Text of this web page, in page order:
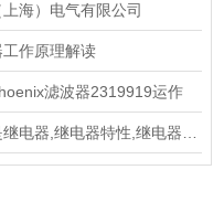
海）电气有限公司
作原理解读
滤波器2319919运作